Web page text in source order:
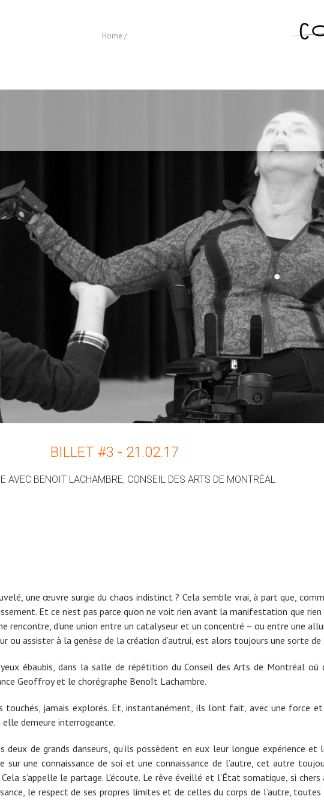
Home /
BILLET #3 - 21.02.17
AVEC BENOIT LACHAMBRE, CONSEIL DES ARTS DE MONTRÉAL
une œuvre surgie du chaos indistinct ? Cela semble vrai, à part que,
Et ce n’est pas parce qu’on ne voit rien avant la manifestation que
rencontre, d’une union entre un catalyseur et un concentré – ou entre une
ou assister à la genèse de la création d’autrui, est alors toujours une sorte
ébaubis, dans la salle de répétition du Conseil des Arts de Montréal où
Geoffroy et le chorégraphe Benoît Lachambre.
touchés, jamais explorés. Et, instantanément, ils l’ont fait, avec une force
demeure interrogeante.
de grands danseurs, qu’ils possèdent en eux leur longue expérience
sur une connaissance de soi et une connaissance de l’autre, cet autre
s’appelle le partage. L’écoute. Le rêve éveillé et l’État somatique, si chers
le respect de ses propres limites et de celles du corps de l’autre,